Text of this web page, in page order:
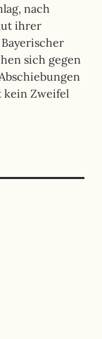
nach
ihrer
sich gegen
kein Zweifel